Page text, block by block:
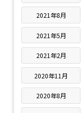
2021年8月
2021年5月
2021年2月
2020年11月
2020年8月